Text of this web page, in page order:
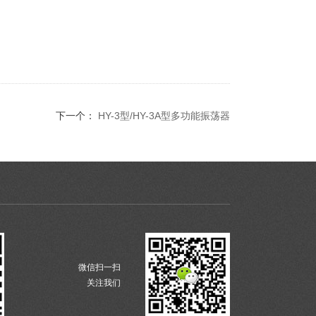
下一个： HY-3型/HY-3A型多功能振荡器
微信扫一扫
关注我们